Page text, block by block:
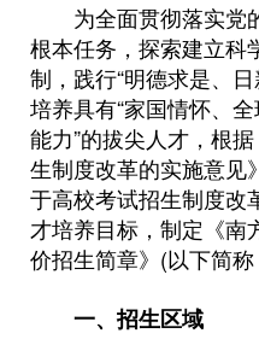
为全面贯彻落实党
根本任务，探索建立科
制，践行“明德求是、
培养具有“家国情怀、
能力”的拔尖人才，根
生制度改革的实施意见
于高校考试招生制度改
才培养目标，制定《南
价招生简章》(以下简称
一、招生区域